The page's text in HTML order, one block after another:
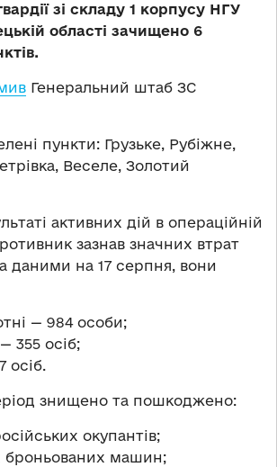
зі складу 1 корпусу НГУ
області зачищено 6
Генеральний штаб ЗС
пункти: Грузьке, Рубіжне,
Веселе, Золотий
активних дій в операційній
зазнав значних втрат
даними на 17 серпня, вони
— 984 особи;
355 осіб;
осіб.
знищено та пошкоджено:
окупантів;
броньованих машин;